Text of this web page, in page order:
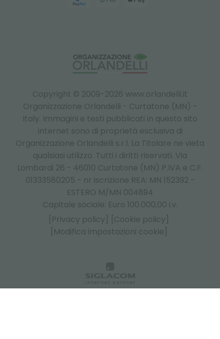
Copyright © 2009-2026 www.orlandelli.it
Organizzazione Orlandelli - Curtatone (MN) -
Italy. Immagini e testi pubblicati in questo sito
internet sono di proprietà esclusiva di
Organizzazione Orlandelli s.r.l. La Titolare ne vieta
qualsiasi utilizzo. Tutti i diritti riservati. Via
Lombardi 26 - 46010 Curtatone (MN) P.IVA e C.F.
01333580205 - nr iscrizione REA: MN 152392 -
ESTERO M/MN 004894
Capitale sociale: Euro 100.000,00 i.v.
[Privacy policy]
[Cookie policy]
[Modifica impostazioni cookie]